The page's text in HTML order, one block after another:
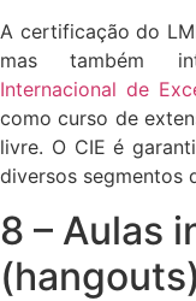
A certificação do
mas também
Internacional de
como curso de
livre. O CIE é
diversos segmentos
8 – Aulas
(hangouts)